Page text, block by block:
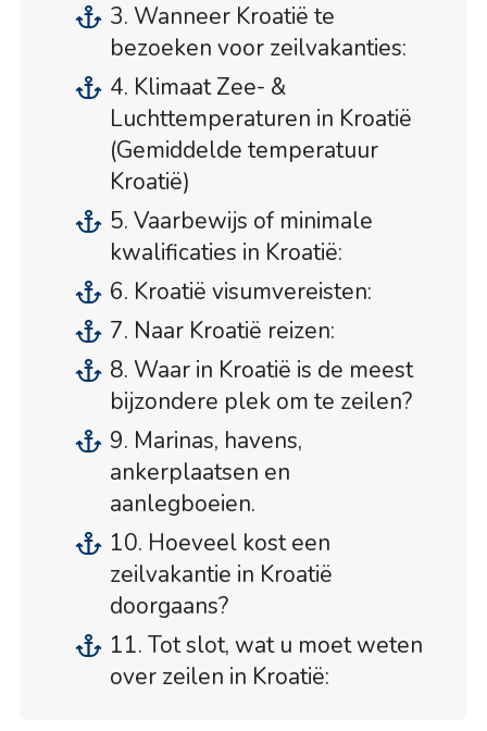
3. Wanneer Kroatië te
bezoeken voor zeilvakanties:
4. Klimaat Zee- &
Luchttemperaturen in Kroatië
(Gemiddelde temperatuur
Kroatië)
5. Vaarbewijs of minimale
kwalificaties in Kroatië:
6. Kroatië visumvereisten:
7. Naar Kroatië reizen:
8. Waar in Kroatië is de meest
bijzondere plek om te zeilen?
9. Marinas, havens,
ankerplaatsen en
aanlegboeien.
10. Hoeveel kost een
zeilvakantie in Kroatië
doorgaans?
11. Tot slot, wat u moet weten
over zeilen in Kroatië: